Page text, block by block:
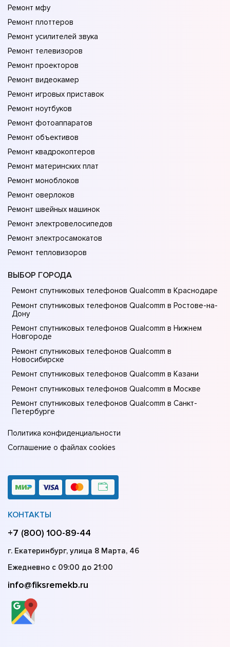
Ремонт мфу
Ремонт плоттеров
Ремонт усилителей звука
Ремонт телевизоров
Ремонт проекторов
Ремонт видеокамер
Ремонт игровых приставок
Ремонт ноутбуков
Ремонт фотоаппаратов
Ремонт объективов
Ремонт квадрокоптеров
Ремонт материнских плат
Ремонт моноблоков
Ремонт оверлоков
Ремонт швейных машинок
Ремонт электровелосипедов
Ремонт электросамокатов
Ремонт тепловизоров
ВЫБОР ГОРОДА
Ремонт спутниковых телефонов Qualcomm в Краснодаре
Ремонт спутниковых телефонов Qualcomm в Ростове-на-
Донy
Ремонт спутниковых телефонов Qualcomm в Нижнем
Новгороде
Ремонт спутниковых телефонов Qualcomm в
Новосибирске
Ремонт спутниковых телефонов Qualcomm в Казани
Ремонт спутниковых телефонов Qualcomm в Москве
Ремонт спутниковых телефонов Qualcomm в Санкт-
Петербурге
Политика конфиденциальности
Соглашение о файлах cookies
КОНТАКТЫ
+7 (800) 100-89-44
г. Екатеринбург, улица 8 Марта, 46
Ежедневно с 09:00 до 21:00
info@fiksremekb.ru